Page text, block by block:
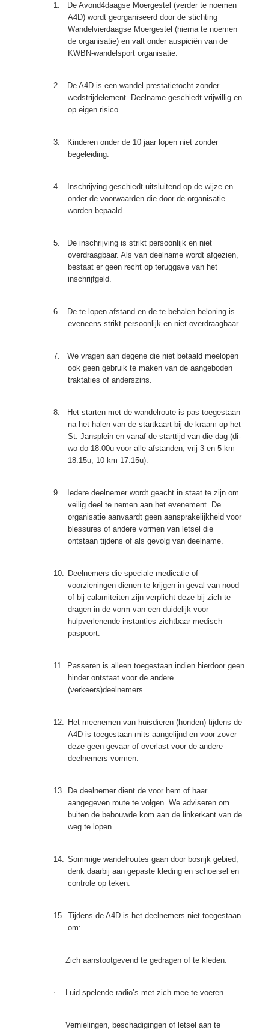
1.
De Avond4daagse Moergestel (verder te noemen
A4D) wordt georganiseerd door de stichting
Wandelvierdaagse Moergestel (hierna te noemen
de organisatie) en valt onder auspiciën van de
KWBN-wandelsport organisatie.
2.
De A4D is een wandel prestatietocht zonder
wedstrijdelement. Deelname geschiedt vrijwillig en
op eigen risico.
3.
Kinderen onder de 10 jaar lopen niet zonder
begeleiding.
4.
Inschrijving geschiedt uitsluitend op de wijze en
onder de voorwaarden die door de organisatie
worden bepaald.
5.
De inschrijving is strikt persoonlijk en niet
overdraagbaar. Als van deelname wordt afgezien,
bestaat er geen recht op teruggave van het
inschrijfgeld.
6.
De te lopen afstand en de te behalen beloning is
eveneens strikt persoonlijk en niet overdraagbaar.
7.
We vragen aan degene die niet betaald meelopen
ook geen gebruik te maken van de aangeboden
traktaties of anderszins.
8.
Het starten met de wandelroute is pas toegestaan
na het halen van de startkaart bij de kraam op het
St. Jansplein en vanaf de starttijd van die dag (di-
wo-do 18.00u voor alle afstanden, vrij 3 en 5 km
18.15u, 10 km 17.15u).
9.
Iedere deelnemer wordt geacht in staat te zijn om
veilig deel te nemen aan het evenement. De
organisatie aanvaardt geen aansprakelijkheid voor
blessures of andere vormen van letsel die
ontstaan tijdens of als gevolg van deelname.
10. Deelnemers die speciale medicatie of
voorzieningen dienen te krijgen in geval van nood
of bij calamiteiten zijn verplicht deze bij zich te
dragen in de vorm van een duidelijk voor
hulpverlenende instanties zichtbaar medisch
paspoort.
11. Passeren is alleen toegestaan indien hierdoor geen
hinder ontstaat voor de andere
(verkeers)deelnemers.
12. Het meenemen van huisdieren (honden) tijdens de
A4D is toegestaan mits aangelijnd en voor zover
deze geen gevaar of overlast voor de andere
deelnemers vormen.
13. De deelnemer dient de voor hem of haar
aangegeven route te volgen. We adviseren om
buiten de bebouwde kom aan de linkerkant van de
weg te lopen.
14. Sommige wandelroutes gaan door bosrijk gebied,
denk daarbij aan gepaste kleding en schoeisel en
controle op teken.
15. Tijdens de A4D is het deelnemers niet toegestaan
om:
· Zich aanstootgevend te gedragen of te kleden.
· Luid spelende radio’s met zich mee te voeren.
· Vernielingen, beschadigingen of letsel aan te